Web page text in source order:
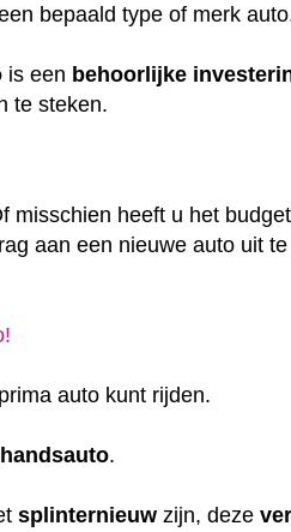
bepaald type of merk
is een behoorlijke
te steken.
misschien heeft u het
aan een nieuwe auto uit
auto kunt rijden.
.
splinternieuw zijn, deze